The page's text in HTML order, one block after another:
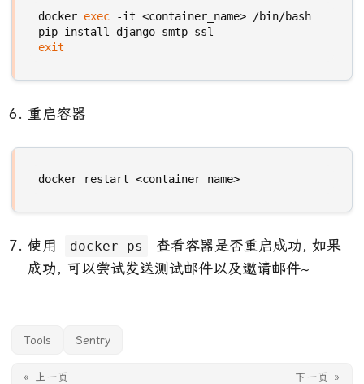
docker exec
-it <container_name> /bin/bash
exit
重启容器
docker restart <container_name>
使用 docker ps
查看容器是否重启成功, 如果
成功, 可以尝试发送测试邮件以及邀请邮件~
Tools Sentry
« 上一页 下一页 »